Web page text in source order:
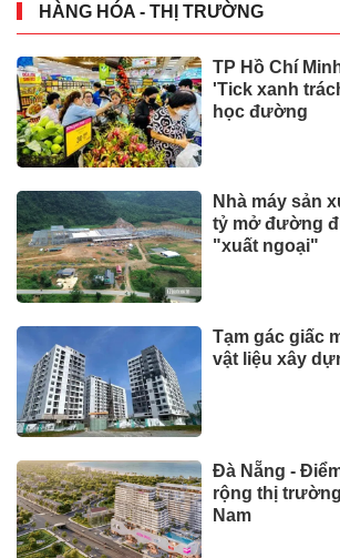
HÀNG HÓA - THỊ TRƯỜNG
TP Hồ Chí
'Tick xanh
học đường
Nhà máy sản
tỷ mở đường
"xuất ngoại"
Tạm gác giấc
vật liệu xây
Đà Nẵng -
rộng thị
Nam